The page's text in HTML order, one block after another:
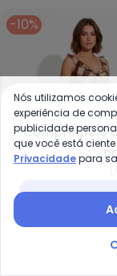
-10%
Compre pelo
Nós utilizamos
experiência de
publicidade
que você está
Privacidadepara